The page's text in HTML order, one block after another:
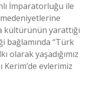
İmparatorluğu ile
kültürünün yarattığı
bağlamında “Türk
olarak yaşadığımız
Kerim’de evlerimiz